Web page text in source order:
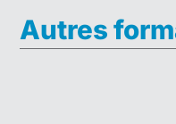
Autres